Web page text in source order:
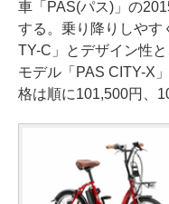
車「PAS(パス)」の
する。乗り降りしやす
TY-C」とデザイン性
モデル「PAS CITY-X
格は順に101,500円、